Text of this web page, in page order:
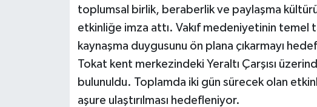
toplumsal birlik, beraberlik ve paylaşma
etkinliğe imza attı. Vakıf medeniyetinin temel
kaynaşma duygusunu ön plana çıkarmayı
Tokat kent merkezindeki Yeraltı Çarşısı
bulunuldu. Toplamda iki gün sürecek olan
aşure ulaştırılması hedefleniyor.